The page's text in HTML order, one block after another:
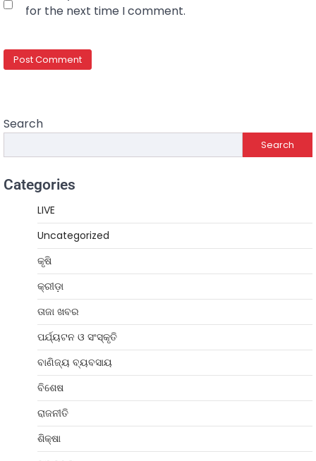
for the next time I comment.
Search
Search
Categories
LIVE
Uncategorized
କୃଷି
କ୍ରୀଡ଼ା
ତାଜା ଖବର
ପର୍ଯ୍ୟଟନ ଓ ସଂସ୍କୃତି
ବାଣିଜ୍ୟ ବ୍ୟବସାୟ
ବିଶେଷ
ରାଜନୀତି
ଶିକ୍ଷା